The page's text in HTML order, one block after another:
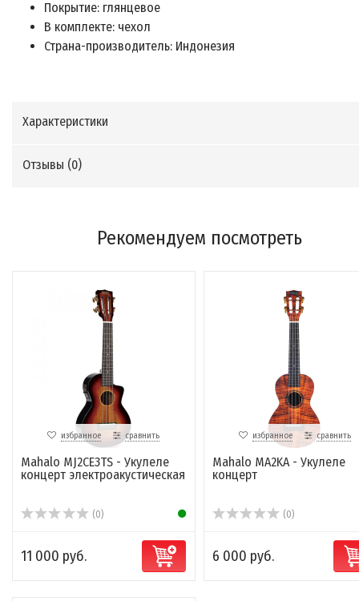
Покрытие: глянцевое
В комплекте: чехол
Страна-производитель: Индонезия
Характеристики
Отзывы (0)
Рекомендуем посмотреть
избранное сравнить
Mahalo MJ2CE3TS - Укулеле
концерт электроакустическая
(0)
11 000 руб.
избранное сравнить
Mahalo MA2KA - Укулеле
концерт
(0)
6 000 руб.